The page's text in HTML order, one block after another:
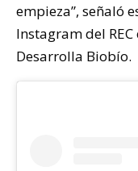
empieza”, señaló
Instagram del
Desarrolla Biobío.